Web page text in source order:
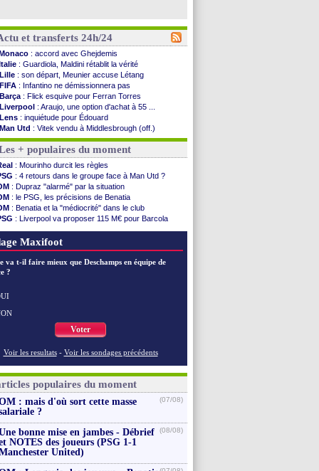
et transferts 24h/24
: accord avec Ghejdemis
: Guardiola, Maldini rétablit la vérité
Lille : son départ, Meunier accuse Létang
FIFA : Infantino ne démissionnera pas
Barça : Flick esquive pour Ferran Torres
Liverpool : Araujo, une option d'achat à 55 ...
Lens : inquiétude pour Édouard
Man Utd : Vitek vendu à Middlesbrough (off.)
PSV: Sano recruté pour 14,5 M€ (officiel)
OM: Coventry pense à Angel Gomes
: Rafel Pol satisfait des progrès
: le Barça vainqueur puis battu
: Calhanoglu prêt à prolonger
: Abdelmonem veut rester
: le classement complet
: les résultats de la soirée
: Le Havre renversé par Oviedo
: Ivanovic proche de Lens
: Alvarez, le Barça va revoir son offre
+ populaires du moment
: Mourinho durcit les règles
: 4 retours dans le groupe face à Man Utd ?
: Dupraz "alarmé" par la situation
: le PSG, les précisions de Benatia
: Benatia et la "médiocrité" dans le club
: Liverpool va proposer 115 M€ pour Barcola
: Côme pousse pour Gouiri
Maxifoot
va t-il faire mieux que Deschamps en équipe de
?
Voter
Voir les resultats - Voir les sondages précédents
populaires du moment
: mais d'où sort cette masse
?
(07/08)
bonne mise en jambes - Débrief
NOTES des joueurs (PSG 1-1
United)
(08/08)